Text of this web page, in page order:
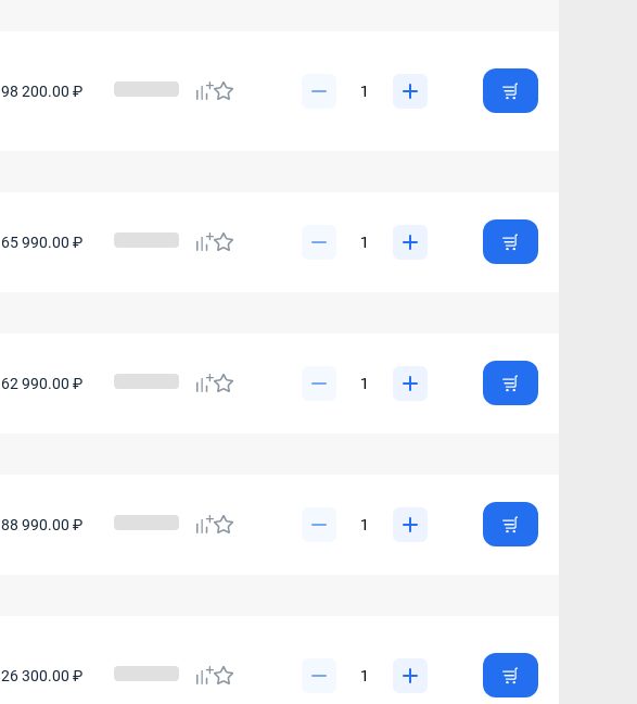
98 200.00 ₽
65 990.00 ₽
62 990.00 ₽
88 990.00 ₽
26 300.00 ₽